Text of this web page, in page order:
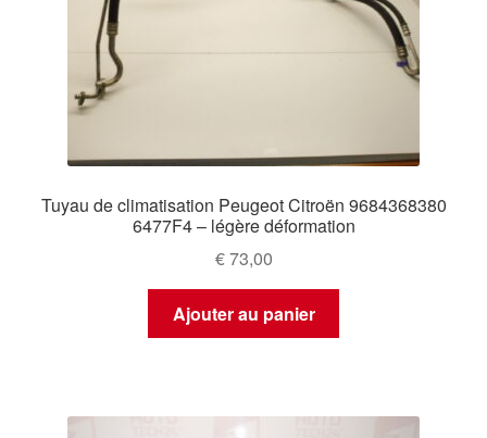
Tuyau de climatisation Peugeot Citroën 9684368380
6477F4 – légère déformation
€73,00
Ajouter au panier